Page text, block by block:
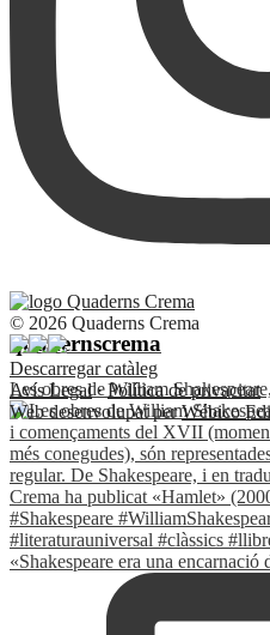
quadernscrema
Les obres de William
«Shakespeare era una encarnació
© 2026 Quaderns Crema
Descarregar catàleg
Avís Legal·Política de privacitat
Web desenvolupat perWébico